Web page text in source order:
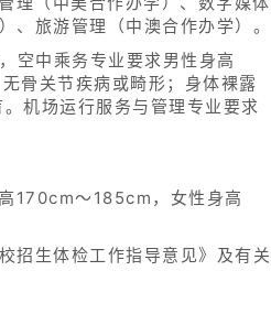
旅游管理（中澳合作办学）。
空中乘务专业要求男性身高
骨关节疾病或畸形；身体裸露
机场运行服务与管理专业要求
170cm～185cm，女性身高
招生体检工作指导意见》及有关